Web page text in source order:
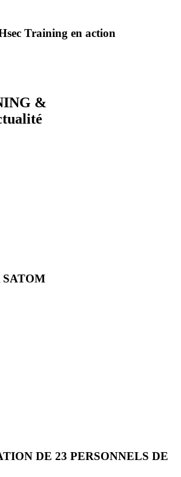
Training en action
&
SATOM
DE 23 PERSONNELS DE